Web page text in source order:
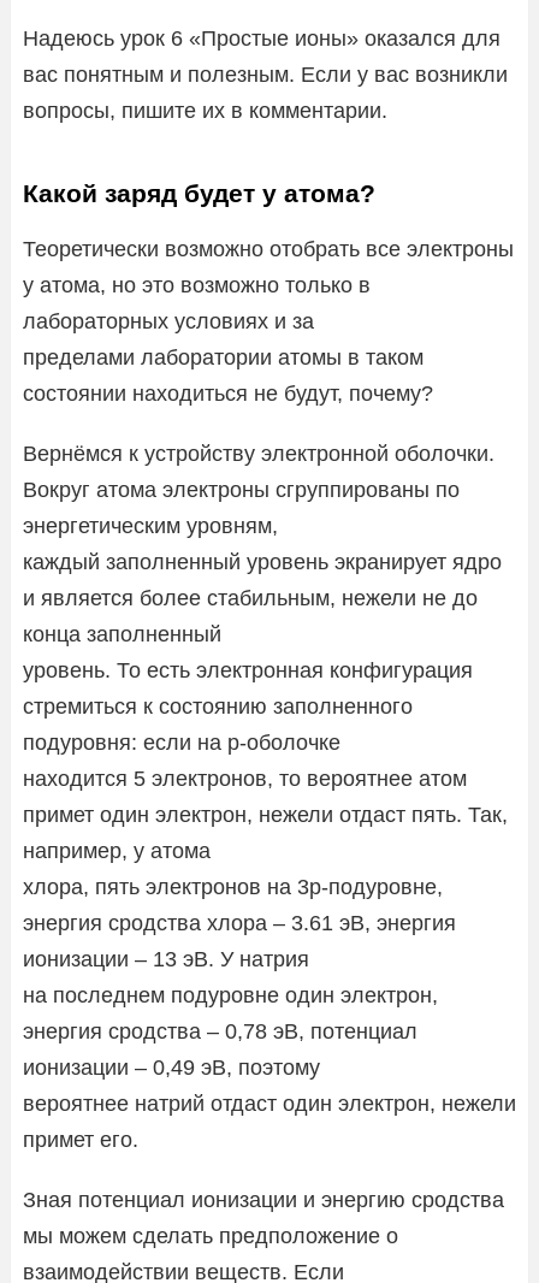
Надеюсь урок 6 «Простые ионы» оказался для
вас понятным и полезным. Если у вас возникли
вопросы, пишите их в комментарии.
Какой заряд будет у атома?
Теоретически возможно отобрать все электроны
у атома, но это возможно только в
лабораторных условиях и за
пределами лаборатории атомы в таком
состоянии находиться не будут, почему?
Вернёмся к устройству электронной оболочки.
Вокруг атома электроны сгруппированы по
энергетическим уровням,
каждый заполненный уровень экранирует ядро
и является более стабильным, нежели не до
конца заполненный
уровень. То есть электронная конфигурация
стремиться к состоянию заполненного
подуровня: если на p-оболочке
находится 5 электронов, то вероятнее атом
примет один электрон, нежели отдаст пять. Так,
например, у атома
хлора, пять электронов на 3p-подуровне,
энергия сродства хлора – 3.61 эВ, энергия
ионизации – 13 эВ. У натрия
на последнем подуровне один электрон,
энергия сродства – 0,78 эВ, потенциал
ионизации – 0,49 эВ, поэтому
вероятнее натрий отдаст один электрон, нежели
примет его.
Зная потенциал ионизации и энергию сродства
мы можем сделать предположение о
взаимодействии веществ. Если